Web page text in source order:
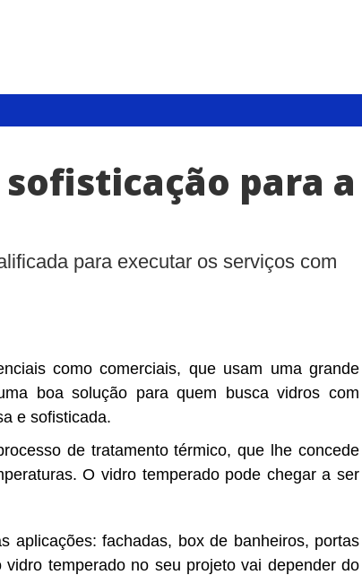
para a
para executar os serviços com
como comerciais, que usam uma grande
boa solução para quem busca vidros com
e sofisticada.
de tratamento térmico, que lhe concede
O vidro temperado pode chegar a ser
aplicações: fachadas, box de banheiros, portas
temperado no seu projeto vai depender do